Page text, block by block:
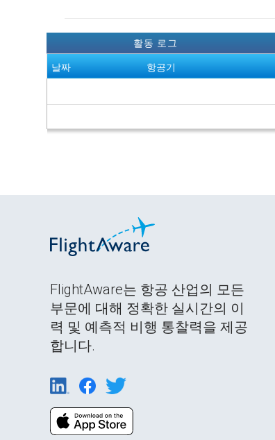
활동 로그
날짜 항공기
FlightAware는 항공 산업의 모든
부문에 대해 정확한 실시간의 이
력 및 예측적 비행 통찰력을 제공
합니다.